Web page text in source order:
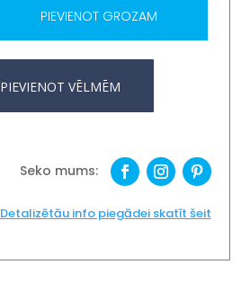
PIEVIENOT GROZAM
PIEVIENOT VĒLMĒM
Detalizētāu info piegādei skatīt šeit